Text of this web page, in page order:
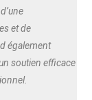
et de
également
soutien efficace